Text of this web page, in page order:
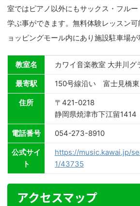
室ではピアノ以外にもサックス・フル
学ぶ事ができます。無料体験レッスン
ョッピングモール内にあり施設駐車場が
教室名 カワイ音楽教室 大井川グ
最寄駅 150号線沿い 富士見橋東
住所
〒421-0218
静岡県焼津市下江留1414
電話番号 054-273-8910
公式サイ
ト
https://music.kawai.jp/
1/43735
アクセスマップ